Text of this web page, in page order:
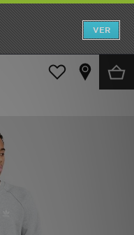
VER
Sudaderas
Trefoil Essential